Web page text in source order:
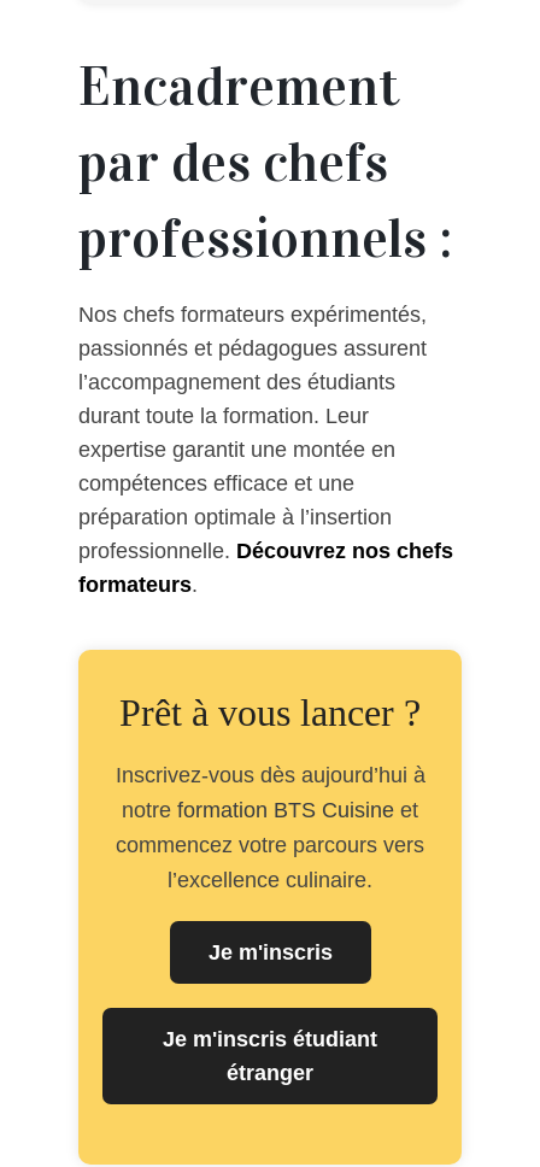
Encadrement
par des chefs
professionnels :
Nos chefs formateurs expérimentés,
passionnés et pédagogues assurent
l’accompagnement des étudiants
durant toute la formation. Leur
expertise garantit une montée en
compétences efficace et une
préparation optimale à l’insertion
professionnelle. Découvrez nos chefs
formateurs.
Prêt à vous lancer ?
Inscrivez-vous dès aujourd’hui à
notre formation BTS Cuisine et
commencez votre parcours vers
l’excellence culinaire.
Je m'inscris
Je m'inscris étudiant
étranger